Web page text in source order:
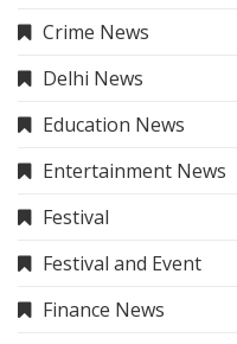
Crime News
Delhi News
Education News
Entertainment News
Festival
Festival and Event
Finance News